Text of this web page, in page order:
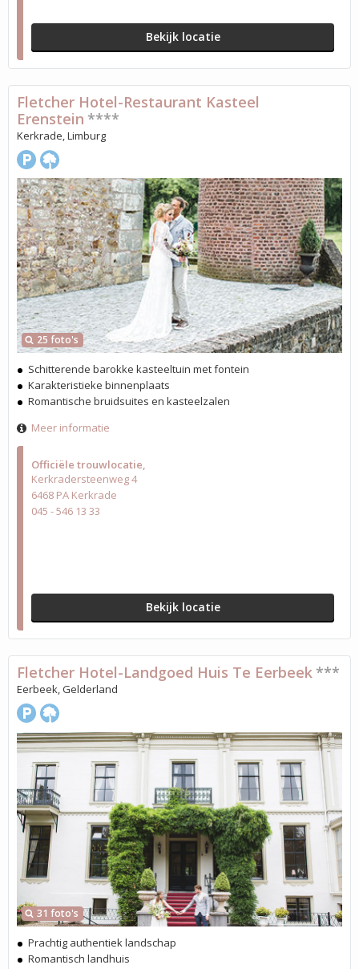
Bekijk locatie
Officiële trouwlocatie
Kerkradersteenweg 4
6468 PA Kerkrade
045 - 546 13 33
Bekijk locatie
25 foto's
Fletcher Hotel-Restaurant Kasteel
Erenstein ****
Kerkrade, Limburg
Schitterende barokke kasteeltuin met fontein
Karakteristieke binnenplaats
Romantische bruidsuites en kasteelzalen
Meer informatie
31 foto's
Fletcher Hotel-Landgoed Huis Te Eerbeek ***
Eerbeek, Gelderland
Prachtig authentiek landschap
Romantisch landhuis